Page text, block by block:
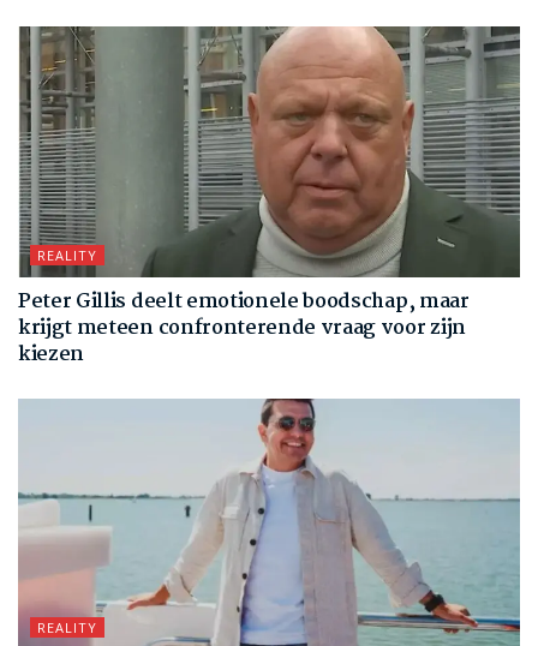
REALITY
Peter Gillis deelt emotionele boodschap, maar
krijgt meteen confronterende vraag voor zijn
kiezen
REALITY